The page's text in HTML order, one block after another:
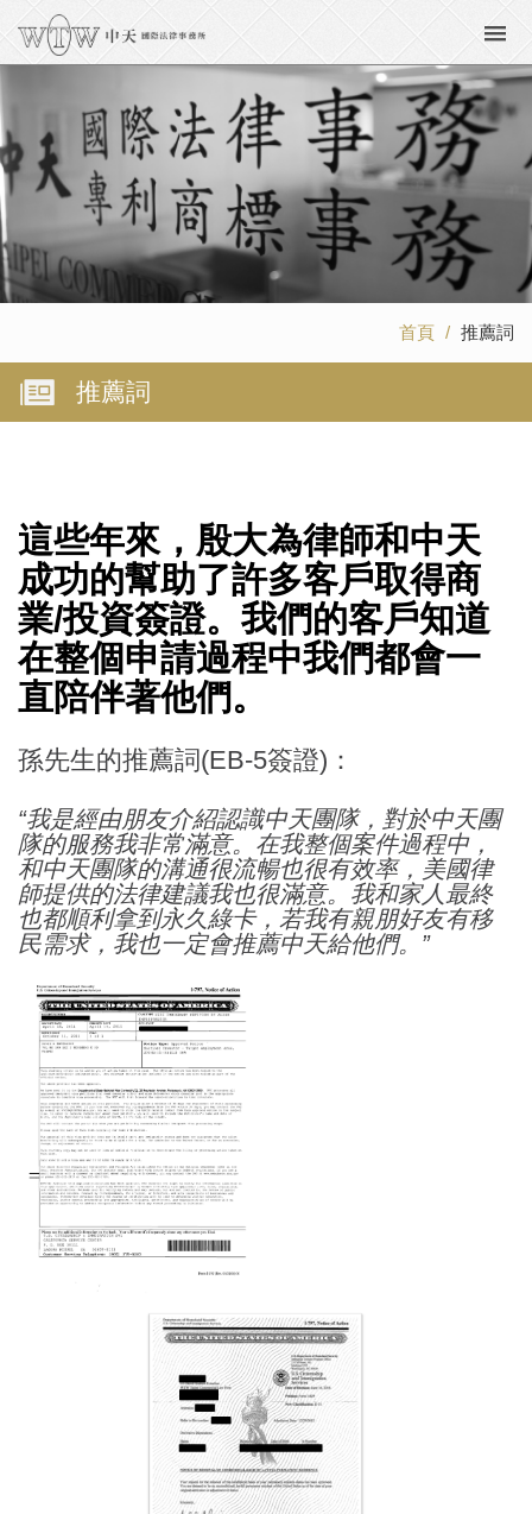
首頁 推薦詞
推薦詞
這些年來，殷大為律師和中天
成功的幫助了許多客戶取得商
業/投資簽證。我們的客戶知道
在整個申請過程中我們都會一
直陪伴著他們。
孫先生的推薦詞(EB-5簽證)：
“我是經由朋友介紹認識中天團隊，對於中天團
隊的服務我非常滿意。在我整個案件過程中，
和中天團隊的溝通很流暢也很有效率，美國律
師提供的法律建議我也很滿意。我和家人最終
也都順利拿到永久綠卡，若我有親朋好友有移
民需求，我也一定會推薦中天給他們。”